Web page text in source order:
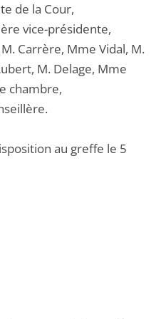
de la Cour,
vice-présidente,
Carrère, Mme Vidal, M.
M. Delage, Mme
chambre,
au greffe le 5